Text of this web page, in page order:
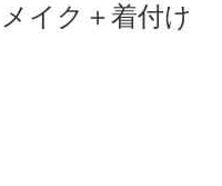
イク＋着付け